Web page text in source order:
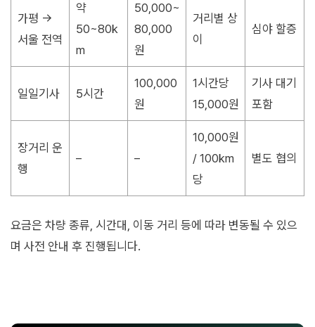
가평 →
서울 전역
약
50~80k
m
50,000~
80,000
원
거리별 상
이
심야 할증
일일기사 5시간
100,000
원
1시간당
15,000원
기사 대기
포함
장거리 운
행
– –
10,000원
/ 100km
당
별도 협의
요금은 차량 종류, 시간대, 이동 거리 등에 따라 변동될 수 있으
며 사전 안내 후 진행됩니다.